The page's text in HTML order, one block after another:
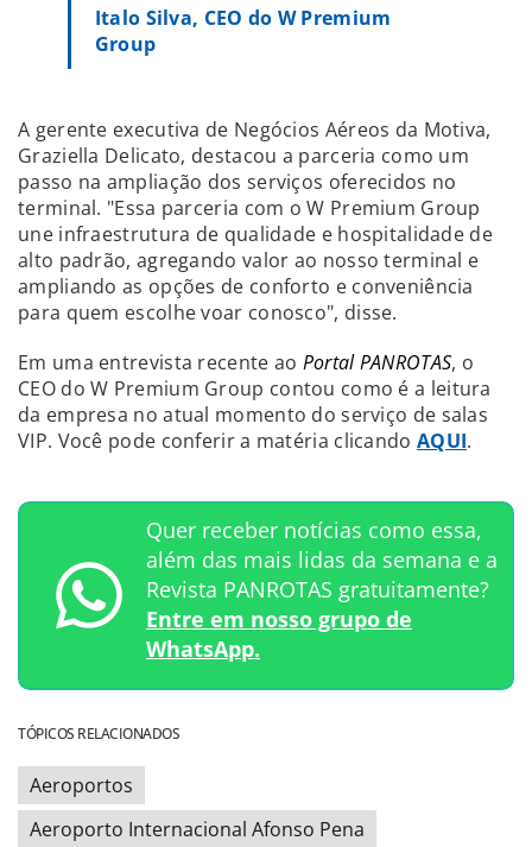
Italo Silva, CEO do W Premium
Group
A gerente executiva de Negócios Aéreos da Motiva,
Graziella Delicato, destacou a parceria como um
passo na ampliação dos serviços oferecidos no
terminal. "Essa parceria com o W Premium Group
une infraestrutura de qualidade e hospitalidade de
alto padrão, agregando valor ao nosso terminal e
ampliando as opções de conforto e conveniência
para quem escolhe voar conosco", disse.
Em uma entrevista recente ao Portal PANROTAS, o
CEO do W Premium Group contou como é a leitura
da empresa no atual momento do serviço de salas
VIP. Você pode conferir a matéria clicando AQUI.
Quer receber notícias como essa,
além das mais lidas da semana e a
Revista PANROTAS gratuitamente?
Entre em nosso grupo de
WhatsApp.
TÓPICOS RELACIONADOS
Aeroportos
Aeroporto Internacional Afonso Pena